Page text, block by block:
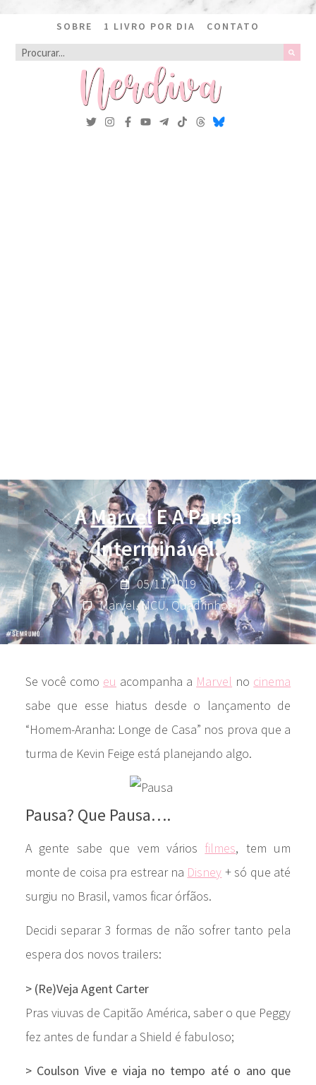
SOBRE 1 LIVRO POR DIA CONTATO
AMarvelE A Pausa
Interminável.
05/11/2019
Marvel,MCU,Quadrinhos
Se você como eu acompanha a Marvel no cinema
sabe que esse hiatus desde o lançamento de
“Homem-Aranha: Longe de Casa” nos prova que a
turma de Kevin Feige está planejando algo.
Pausa? Que Pausa….
A gente sabe que vem vários filmes, tem um
monte de coisa pra estrear na Disney + só que até
surgiu no Brasil, vamos ficar órfãos.
Decidi separar 3 formas de não sofrer tanto pela
espera dos novos trailers:
> (Re)Veja Agent Carter
Pras viuvas de Capitão América, saber o que Peggy
fez antes de fundar a Shield é fabuloso;
> Coulson Vive e viaja no tempo até o ano que